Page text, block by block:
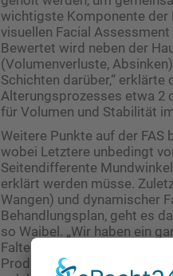
wichtigste Komponente der
visuellen Facial
Bewertet wird neben der
(Volumenverluste,
Schichten darüber,“
Alterungsprozesses etwa 2
für Volumen und Stabilität
Weitere Punkte auf der
wobei Letztere unbedingt
Seitendifferente
erklärt werden müsse.
Wangen) und dynamischer
Behandlungsplan, geht es
so Waibel. „Wir haben ein
Falten, weichere und
Produkte, die das